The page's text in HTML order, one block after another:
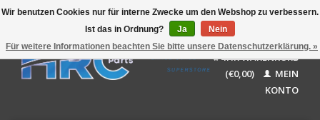
GBP
USD
AUD
Deutsch
English
IHR WARENKORB
(€0,00)
MEIN
KONTO
Wir benutzen Cookies nur für interne Zwecke um den Webshop zu verbessern.
Ist das in Ordnung?
Ja
Nein
Für weitere Informationen beachten Sie bitte unsere Datenschutzerklärung. »